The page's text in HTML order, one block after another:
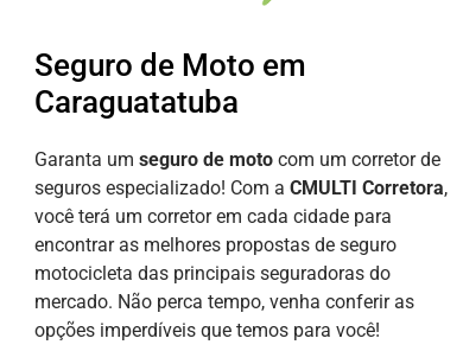
Seguro de Moto em
Caraguatatuba
Garanta um seguro de moto com um corretor de
seguros especializado! Com a CMULTI Corretora,
você terá um corretor em cada cidade para
encontrar as melhores propostas de seguro
motocicleta das principais seguradoras do
mercado. Não perca tempo, venha conferir as
opções imperdíveis que temos para você!